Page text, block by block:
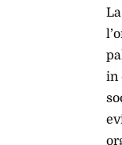
in